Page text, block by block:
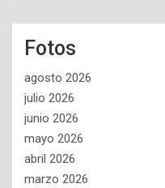
Fotos
agosto 2026
julio 2026
junio 2026
mayo 2026
abril 2026
marzo 2026